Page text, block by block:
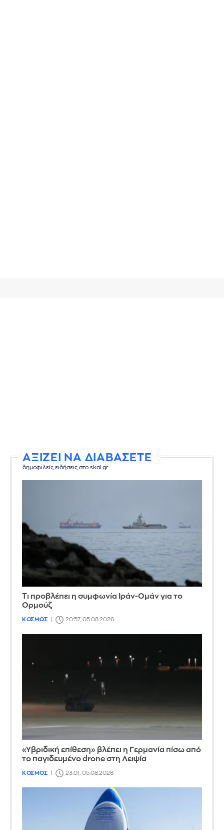
ΑΞΙΖΕΙ ΝΑ ΔΙΑΒΑΣΕΤΕ
δημοφιλείς ειδήσεις στο skai.gr
Τι προβλέπει η συμφωνία Ιράν-Ομάν για το
Ορμούζ
ΚΟΣΜΟΣ 20:57, 05.08.2026
«Υβριδική επίθεση» βλέπει η Γερμανία πίσω από
το παγιδευμένο drone στη Λειψία
ΚΟΣΜΟΣ 23:01, 05.08.2026